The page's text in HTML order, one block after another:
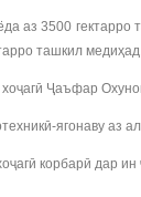
аз 3500
ташкил
Ҷаъфар
ягонаву аз
корбарӣ дар